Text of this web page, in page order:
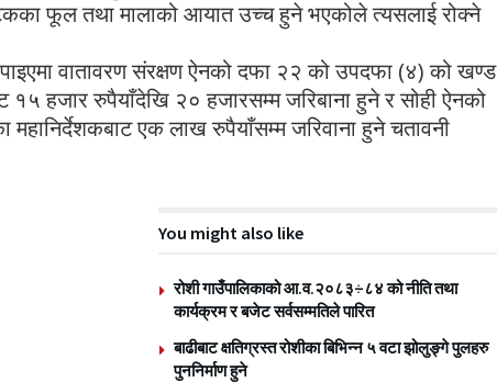
फूल तथा मालाको आयात उच्च हुने भएकोले त्यसलाई रोक्ने
वातावरण संरक्षण ऐनको दफा २२ को उपदफा (४) को खण्ड
१५ हजार रुपैयाँदेखि २० हजारसम्म जरिबाना हुने र सोही ऐनको
एक लाख रुपैयाँसम्म जरिवाना हुने चतावनी
You might also like
रोशी गाउँपालिकाको आ.व.२०८३÷८४ को नीति तथा
कार्यक्रम र बजेट सर्वसम्मतिले पारित
बाढीबाट क्षतिग्रस्त रोशीका बिभिन्न ५ वटा झोलुङ्गे पुलहरु
पुननिर्माण हुने